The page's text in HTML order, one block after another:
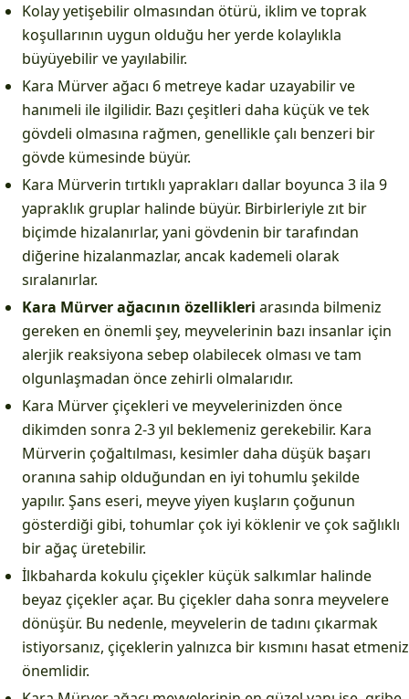
Kolay yetişebilir olmasından ötürü, iklim ve toprak
koşullarının uygun olduğu her yerde kolaylıkla
büyüyebilir ve yayılabilir.
Kara Mürver ağacı 6 metreye kadar uzayabilir ve
hanımeli ile ilgilidir. Bazı çeşitleri daha küçük ve tek
gövdeli olmasına rağmen, genellikle çalı benzeri bir
gövde kümesinde büyür.
Kara Mürverin tırtıklı yaprakları dallar boyunca 3 ila 9
yapraklık gruplar halinde büyür. Birbirleriyle zıt bir
biçimde hizalanırlar, yani gövdenin bir tarafından
diğerine hizalanmazlar, ancak kademeli olarak
sıralanırlar.
Kara Mürver ağacının özellikleri arasında bilmeniz
gereken en önemli şey, meyvelerinin bazı insanlar için
alerjik reaksiyona sebep olabilecek olması ve tam
olgunlaşmadan önce zehirli olmalarıdır.
Kara Mürver çiçekleri ve meyvelerinizden önce
dikimden sonra 2-3 yıl beklemeniz gerekebilir. Kara
Mürverin çoğaltılması, kesimler daha düşük başarı
oranına sahip olduğundan en iyi tohumlu şekilde
yapılır. Şans eseri, meyve yiyen kuşların çoğunun
gösterdiği gibi, tohumlar çok iyi köklenir ve çok sağlıklı
bir ağaç üretebilir.
İlkbaharda kokulu çiçekler küçük salkımlar halinde
beyaz çiçekler açar. Bu çiçekler daha sonra meyvelere
dönüşür. Bu nedenle, meyvelerin de tadını çıkarmak
istiyorsanız, çiçeklerin yalnızca bir kısmını hasat etmeniz
önemlidir.